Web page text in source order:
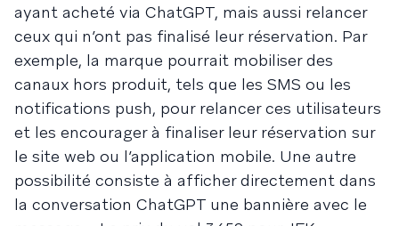
ayant acheté via ChatGPT, mais aussi relancer
ceux qui n’ont pas finalisé leur réservation. Par
exemple, la marque pourrait mobiliser des
canaux hors produit, tels que les SMS ou les
notifications push, pour relancer ces utilisateurs
et les encourager à finaliser leur réservation sur
le site web ou l’application mobile. Une autre
possibilité consiste à afficher directement dans
la conversation ChatGPT une bannière avec le